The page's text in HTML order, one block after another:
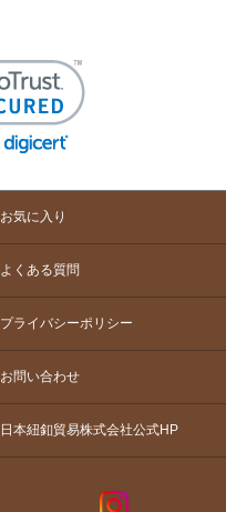
お気に入り
よくある質問
プライバシーポリシー
お問い合わせ
日本紐釦貿易株式会社公式HP